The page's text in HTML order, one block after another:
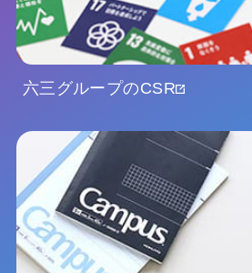
六三グループのCSR